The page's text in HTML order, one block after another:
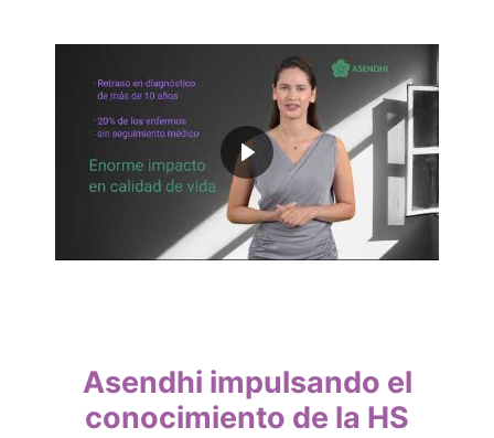
Asendhi impulsando el
conocimiento de la HS